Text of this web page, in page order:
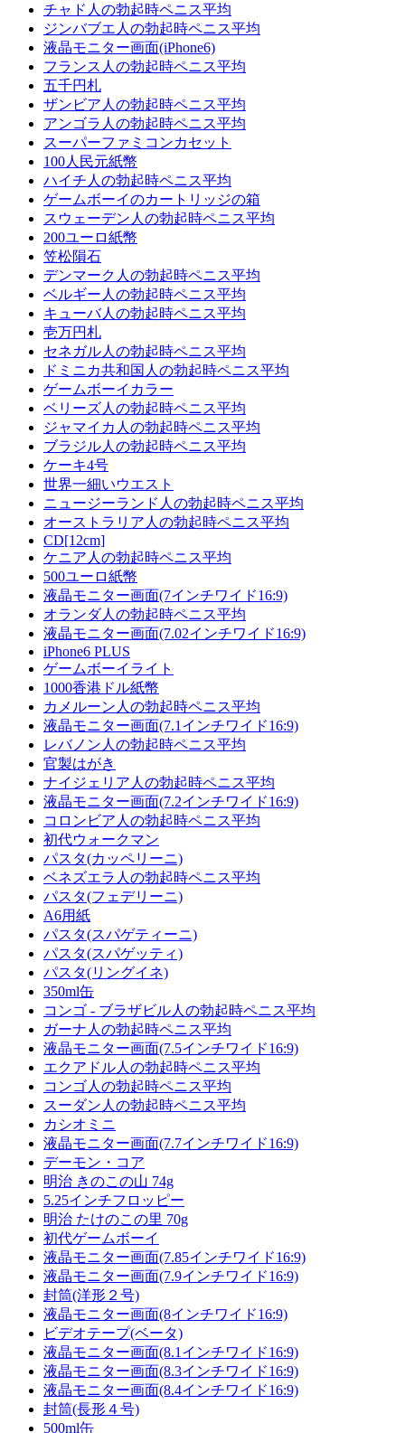
チャド人の勃起時ペニス平均
ジンバブエ人の勃起時ペニス平均
液晶モニター画面(iPhone6)
フランス人の勃起時ペニス平均
五千円札
ザンビア人の勃起時ペニス平均
アンゴラ人の勃起時ペニス平均
スーパーファミコンカセット
100人民元紙幣
ハイチ人の勃起時ペニス平均
ゲームボーイのカートリッジの箱
スウェーデン人の勃起時ペニス平均
200ユーロ紙幣
笠松隕石
デンマーク人の勃起時ペニス平均
ベルギー人の勃起時ペニス平均
キューバ人の勃起時ペニス平均
壱万円札
セネガル人の勃起時ペニス平均
ドミニカ共和国人の勃起時ペニス平均
ゲームボーイカラー
ベリーズ人の勃起時ペニス平均
ジャマイカ人の勃起時ペニス平均
ブラジル人の勃起時ペニス平均
ケーキ4号
世界一細いウエスト
ニュージーランド人の勃起時ペニス平均
オーストラリア人の勃起時ペニス平均
CD[12cm]
ケニア人の勃起時ペニス平均
500ユーロ紙幣
液晶モニター画面(7インチワイド16:9)
オランダ人の勃起時ペニス平均
液晶モニター画面(7.02インチワイド16:9)
iPhone6 PLUS
ゲームボーイライト
1000香港ドル紙幣
カメルーン人の勃起時ペニス平均
液晶モニター画面(7.1インチワイド16:9)
レバノン人の勃起時ペニス平均
官製はがき
ナイジェリア人の勃起時ペニス平均
液晶モニター画面(7.2インチワイド16:9)
コロンビア人の勃起時ペニス平均
初代ウォークマン
パスタ(カッペリーニ)
ベネズエラ人の勃起時ペニス平均
パスタ(フェデリーニ)
A6用紙
パスタ(スパゲティーニ)
パスタ(スパゲッティ)
パスタ(リングイネ)
350ml缶
コンゴ - ブラザビル人の勃起時ペニス平均
ガーナ人の勃起時ペニス平均
液晶モニター画面(7.5インチワイド16:9)
エクアドル人の勃起時ペニス平均
コンゴ人の勃起時ペニス平均
スーダン人の勃起時ペニス平均
カシオミニ
液晶モニター画面(7.7インチワイド16:9)
デーモン・コア
明治 きのこの山 74g
5.25インチフロッピー
明治 たけのこの里 70g
初代ゲームボーイ
液晶モニター画面(7.85インチワイド16:9)
液晶モニター画面(7.9インチワイド16:9)
封筒(洋形２号)
液晶モニター画面(8インチワイド16:9)
ビデオテープ(ベータ)
液晶モニター画面(8.1インチワイド16:9)
液晶モニター画面(8.3インチワイド16:9)
液晶モニター画面(8.4インチワイド16:9)
封筒(長形４号)
500ml缶